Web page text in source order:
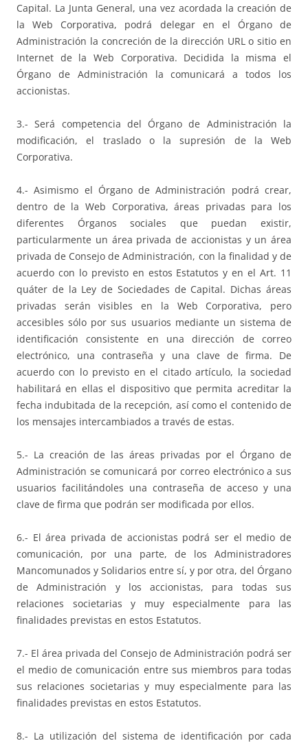
Capital. La Junta General, una vez acordada la creación de
la Web Corporativa, podrá delegar en el Órgano de
Administración la concreción de la dirección URL o sitio en
Internet de la Web Corporativa. Decidida la misma el
Órgano de Administración la comunicará a todos los
accionistas.
3.- Será competencia del Órgano de Administración la
modificación, el traslado o la supresión de la Web
Corporativa.
4.- Asimismo el Órgano de Administración podrá crear,
dentro de la Web Corporativa, áreas privadas para los
diferentes Órganos sociales que puedan existir,
particularmente un área privada de accionistas y un área
privada de Consejo de Administración, con la finalidad y de
acuerdo con lo previsto en estos Estatutos y en el Art. 11
quáter de la Ley de Sociedades de Capital. Dichas áreas
privadas serán visibles en la Web Corporativa, pero
accesibles sólo por sus usuarios mediante un sistema de
identificación consistente en una dirección de correo
electrónico, una contraseña y una clave de firma. De
acuerdo con lo previsto en el citado artículo, la sociedad
habilitará en ellas el dispositivo que permita acreditar la
fecha indubitada de la recepción, así como el contenido de
los mensajes intercambiados a través de estas.
5.- La creación de las áreas privadas por el Órgano de
Administración se comunicará por correo electrónico a sus
usuarios facilitándoles una contraseña de acceso y una
clave de firma que podrán ser modificada por ellos.
6.- El área privada de accionistas podrá ser el medio de
comunicación, por una parte, de los Administradores
Mancomunados y Solidarios entre sí, y por otra, del Órgano
de Administración y los accionistas, para todas sus
relaciones societarias y muy especialmente para las
finalidades previstas en estos Estatutos.
7.- El área privada del Consejo de Administración podrá ser
el medio de comunicación entre sus miembros para todas
sus relaciones societarias y muy especialmente para las
finalidades previstas en estos Estatutos.
8.- La utilización del sistema de identificación por cada